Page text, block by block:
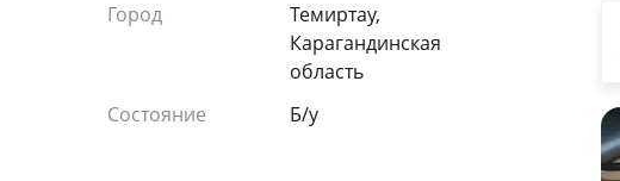
Город
Темиртау,
Карагандинская
область
Состояние
Б/y